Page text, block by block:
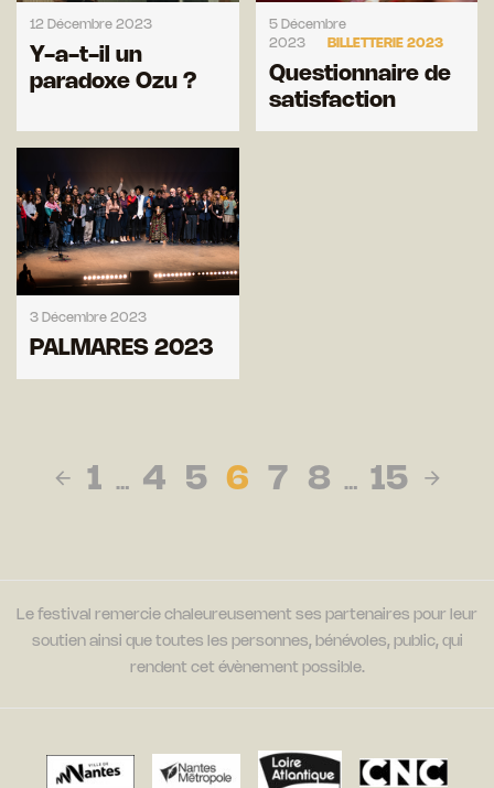
12 Décembre 2023
Y-a-t-il un
paradoxe Ozu ?
5 Décembre
2023
BILLETTERIE 2023
Questionnaire de
satisfaction
3 Décembre 2023
PALMARES 2023
1 … 4 5 6 7 8 … 15
Le festival remercie chaleureusement ses partenaires pour leur
soutien ainsi que toutes les personnes, bénévoles, public, qui
rendent cet évènement possible.